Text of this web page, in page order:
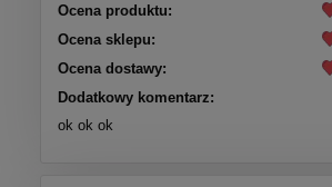
Ocena produktu:
Ocena sklepu:
Ocena dostawy:
Dodatkowy komentarz:
ok ok ok